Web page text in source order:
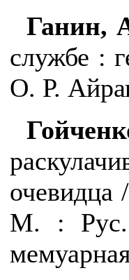
Ганин,
службе :
О. Р.
М. : Рус.